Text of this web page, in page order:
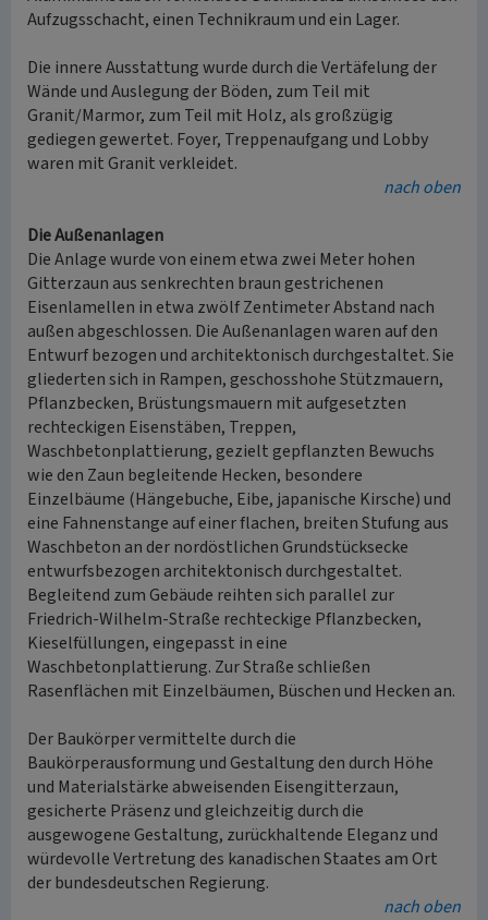
Aufzugsschacht, einen Technikraum und ein Lager.
Die innere Ausstattung wurde durch die Vertäfelung der
Wände und Auslegung der Böden, zum Teil mit
Granit/Marmor, zum Teil mit Holz, als großzügig
gediegen gewertet. Foyer, Treppenaufgang und Lobby
waren mit Granit verkleidet.
nach oben
Die Außenanlagen
Die Anlage wurde von einem etwa zwei Meter hohen
Gitterzaun aus senkrechten braun gestrichenen
Eisenlamellen in etwa zwölf Zentimeter Abstand nach
außen abgeschlossen. Die Außenanlagen waren auf den
Entwurf bezogen und architektonisch durchgestaltet. Sie
gliederten sich in Rampen, geschosshohe Stützmauern,
Pflanzbecken, Brüstungsmauern mit aufgesetzten
rechteckigen Eisenstäben, Treppen,
Waschbetonplattierung, gezielt gepflanzten Bewuchs
wie den Zaun begleitende Hecken, besondere
Einzelbäume (Hängebuche, Eibe, japanische Kirsche) und
eine Fahnenstange auf einer flachen, breiten Stufung aus
Waschbeton an der nordöstlichen Grundstücksecke
entwurfsbezogen architektonisch durchgestaltet.
Begleitend zum Gebäude reihten sich parallel zur
Friedrich-Wilhelm-Straße rechteckige Pflanzbecken,
Kieselfüllungen, eingepasst in eine
Waschbetonplattierung. Zur Straße schließen
Rasenflächen mit Einzelbäumen, Büschen und Hecken an.
Der Baukörper vermittelte durch die
Baukörperausformung und Gestaltung den durch Höhe
und Materialstärke abweisenden Eisengitterzaun,
gesicherte Präsenz und gleichzeitig durch die
ausgewogene Gestaltung, zurückhaltende Eleganz und
würdevolle Vertretung des kanadischen Staates am Ort
der bundesdeutschen Regierung.
nach oben